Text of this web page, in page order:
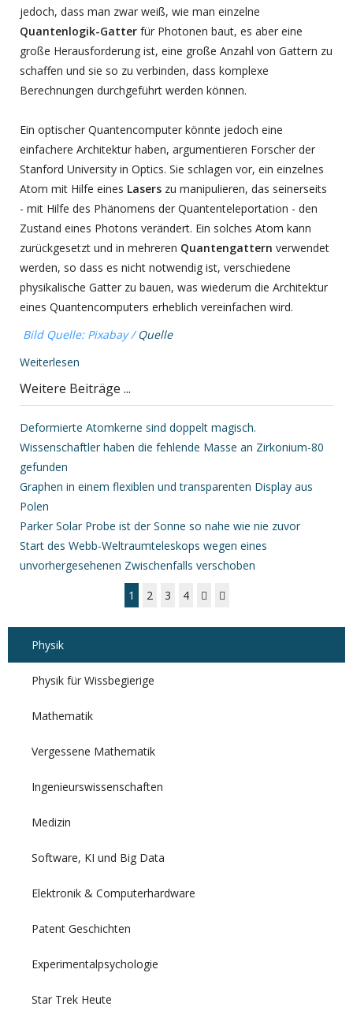
jedoch, dass man zwar weiß, wie man einzelne
Quantenlogik-Gatter für Photonen baut, es aber eine
große Herausforderung ist, eine große Anzahl von Gattern zu
schaffen und sie so zu verbinden, dass komplexe
Berechnungen durchgeführt werden können.
Ein optischer Quantencomputer könnte jedoch eine
einfachere Architektur haben, argumentieren Forscher der
Stanford University in Optics. Sie schlagen vor, ein einzelnes
Atom mit Hilfe eines Lasers zu manipulieren, das seinerseits
- mit Hilfe des Phänomens der Quantenteleportation - den
Zustand eines Photons verändert. Ein solches Atom kann
zurückgesetzt und in mehreren Quantengattern verwendet
werden, so dass es nicht notwendig ist, verschiedene
physikalische Gatter zu bauen, was wiederum die Architektur
eines Quantencomputers erheblich vereinfachen wird.
Bild Quelle: Pixabay /Quelle
Weiterlesen
Weitere Beiträge ...
Deformierte Atomkerne sind doppelt magisch.
Wissenschaftler haben die fehlende Masse an Zirkonium-80
gefunden
Graphen in einem flexiblen und transparenten Display aus
Polen
Parker Solar Probe ist der Sonne so nahe wie nie zuvor
Start des Webb-Weltraumteleskops wegen eines
unvorhergesehenen Zwischenfalls verschoben
1
2 3 4
Physik
Physik für Wissbegierige
Mathematik
Vergessene Mathematik
Ingenieurswissenschaften
Medizin
Software, KI und Big Data
Elektronik & Computerhardware
Patent Geschichten
Experimentalpsychologie
Star Trek Heute